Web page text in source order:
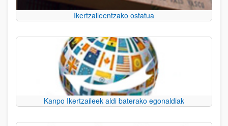
Ikertzaileentzako ostatua
Kanpo Ikertzaileek aldi baterako egonaldiak